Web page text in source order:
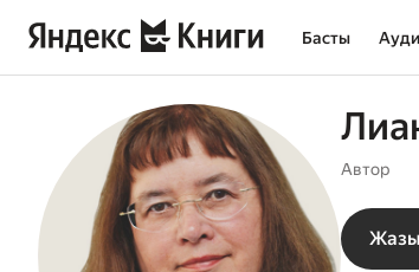
Басты
Автор